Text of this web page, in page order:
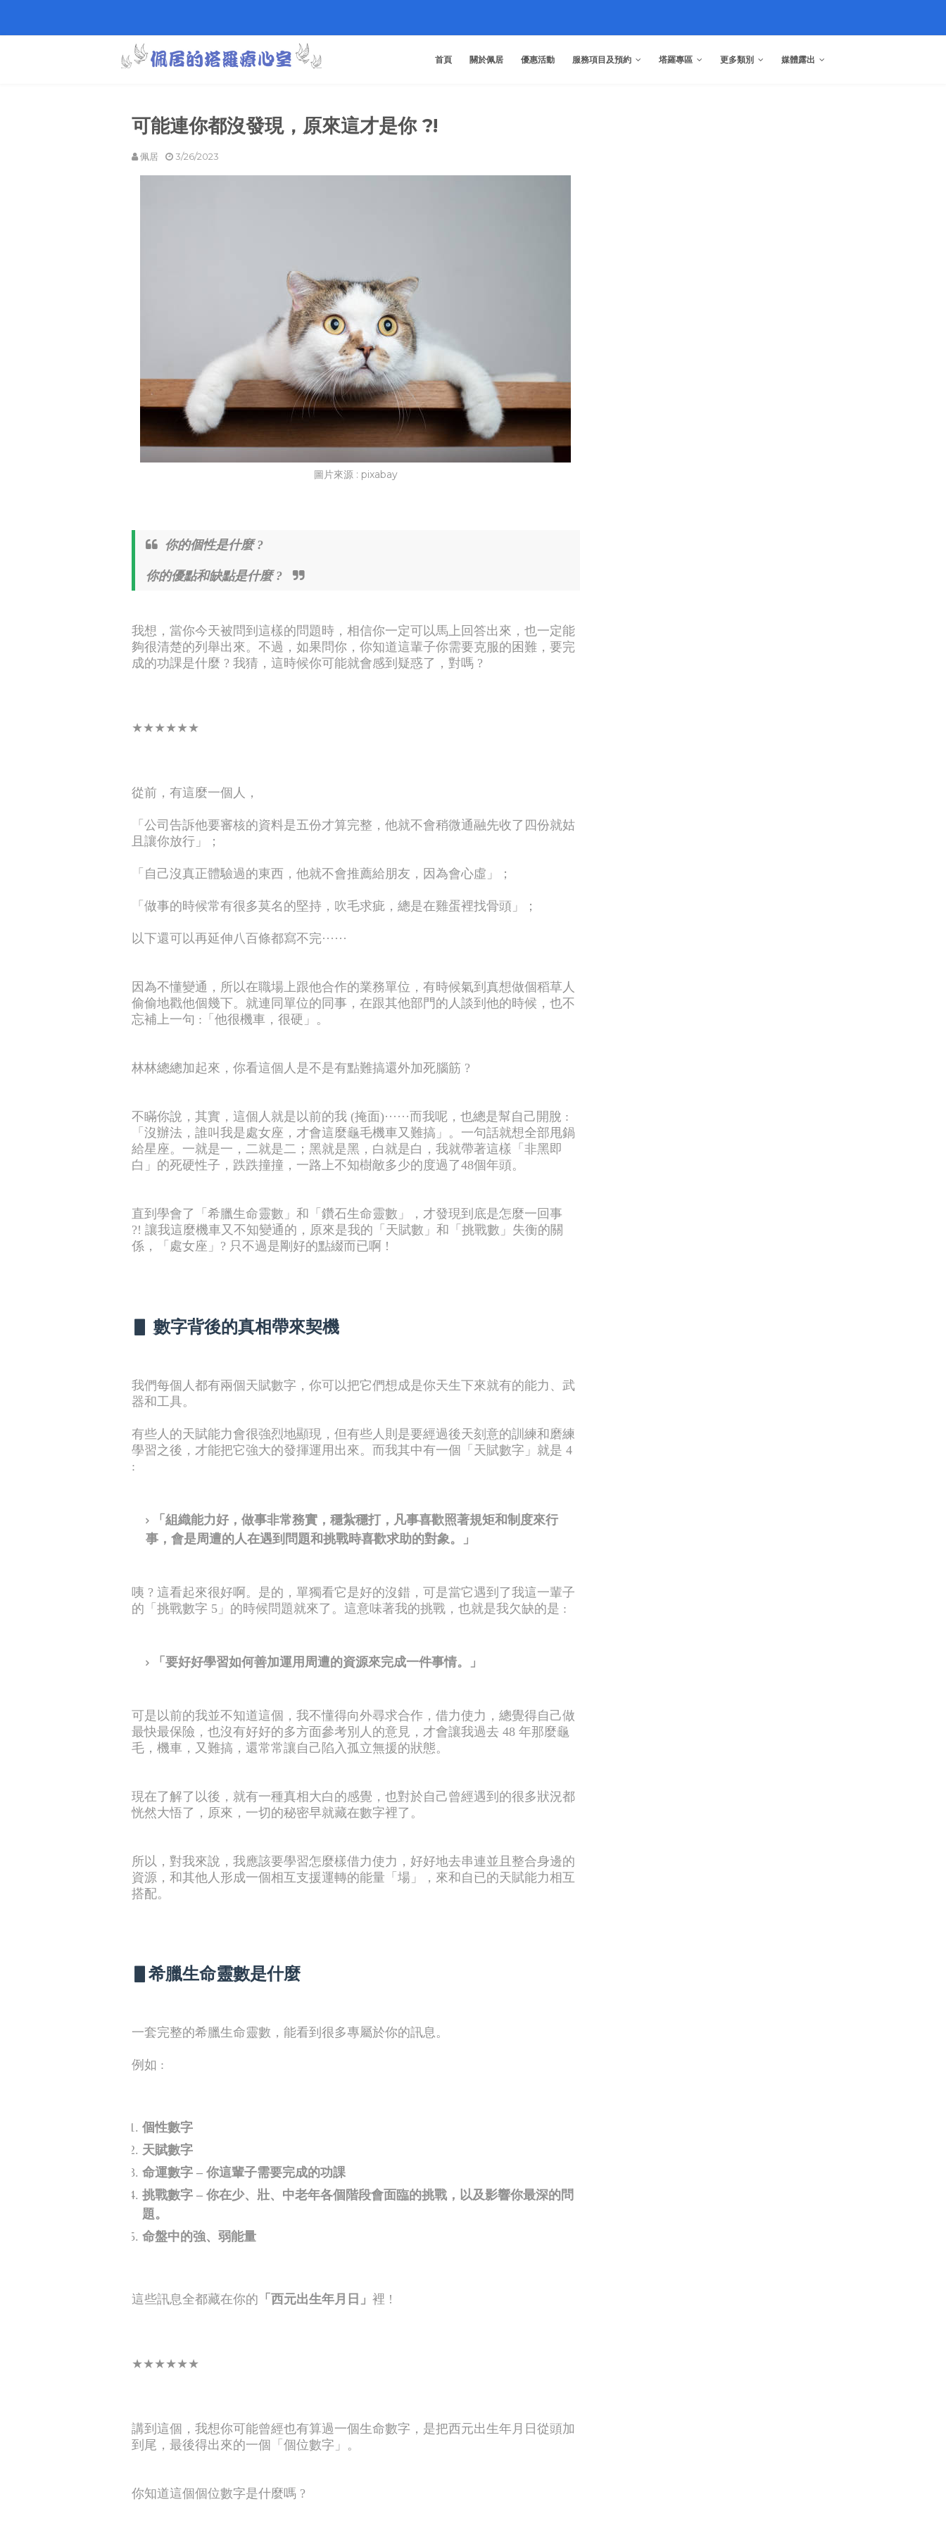
首頁 關於佩居 優惠活動 服務項目及預約 塔羅專區 更多類別 媒體露出
可能連你都沒發現，原來這才是你 ?!
佩居 3/26/2023
圖片來源 : pixabay
你的個性是什麼 ?
你的優點和缺點是什麼 ?
我想，當你今天被問到這樣的問題時，相信你一定可以馬上回答出來，也一定能
夠很清楚的列舉出來。 不過，如果問你，你知道這輩子你需要克服的困難，要完
成的功課是什麼 ? 我猜，這時候你可能就會感到疑惑了，對嗎 ? ​
★★★★★★
從前，有這麼一個人，
「公司告訴他要審核的資料是五份才算完整，他就不會稍微通融先收了四份就姑
且讓你放行」；​
「自己沒真正體驗過的東西，他就不會推薦給朋友，因為會心虛」；​
「做事的時候常有很多莫名的堅持，吹毛求疵，總是在雞蛋裡找骨頭」；
以下還可以再延伸八百條都寫不完······
因為不懂變通，所以在職場上跟他合作的業務單位，有時候氣到真想做個稻草人
偷偷地戳他個幾下。就連同單位的同事，在跟其他部門的人談到他的時候，也不
忘補上一句 :「他很機車，很硬」。
林林總總加起來，你看這個人是不是有點難搞還外加死腦筋 ?
不瞞你說，其實，這個人就是以前的我 (掩面)······而我呢，也總是幫自己開脫 :
「沒辦法，誰叫我是處女座，才會這麼龜毛機車又難搞」。一句話就想全部甩鍋
給星座。一就是一，二就是二；黑就是黑，白就是白，我就帶著這樣「非黑即
白」的死硬性子，跌跌撞撞，一路上不知樹敵多少的度過了48個年頭。
直到學會了「希臘生命靈數」和「鑽石生命靈數」，才發現到底是怎麼一回事
?! 讓我這麼機車又不知變通的，原來是我的「天賦數」和「挑戰數」失衡的關
係，「處女座」? 只不過是剛好的點綴而已啊 !
▋ 數字背後的真相帶來契機
我們每個人都有兩個天賦數字，你可以把它們想成是你天生下來就有的能力、武
器和工具。
有些人的天賦能力會很強烈地顯現，但有些人則是要經過後天刻意的訓練和磨練
學習之後，才能把它強大的發揮運用出來。而我其中有一個「天賦數字」就是 4
:
「組織能力好，做事非常務實，穩紮穩打，凡事喜歡照著規矩和制度來行
事，會是周遭的人在遇到問題和挑戰時喜歡求助的對象。」
咦 ? 這看起來很好啊。是的，單獨看它是好的沒錯，可是當它遇到了我這一輩子
的「挑戰數字 5」的時候問題就來了。這意味著我的挑戰，也就是我欠缺的是 :
「要好好學習如何善加運用周遭的資源來完成一件事情。」
可是以前的我並不知道這個，我不懂得向外尋求合作，借力使力，總覺得自己做
最快最保險，也沒有好好的多方面參考別人的意見，才會讓我過去 48 年那麼龜
毛，機車，又難搞，還常常讓自己陷入孤立無援的狀態。
現在了解了以後，就有一種真相大白的感覺，也對於自己曾經遇到的很多狀況都
恍然大悟了，原來，一切的秘密早就藏在數字裡了。
所以，對我來說，我應該要學習怎麼樣借力使力，好好地去串連並且整合身邊的
資源，和其他人形成一個相互支援運轉的能量「場」，來和自已的天賦能力相互
搭配。
▋希臘生命靈數是什麼
一套完整的希臘生命靈數，能看到很多專屬於你的訊息。
例如 :​
個性數字
天賦數字
命運數字 – 你這輩子需要完成的功課
挑戰數字 – 你在少、壯、中老年各個階段會面臨的挑戰，以及影響你最深的問
題。
命盤中的強、弱能量
這些訊息全都藏在你的 「西元出生年月日」 裡 !
★★★★★★
講到這個，我想你可能曾經也有算過一個生命數字，是把西元出生年月日從頭加
到尾，最後得出來的一個「個位數字」。
你知道這個個位數字是什麼嗎 ?